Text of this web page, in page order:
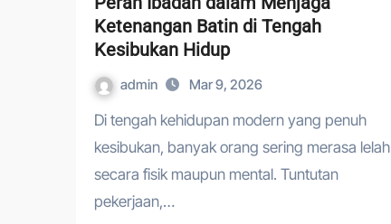
Ketenangan Batin di Tengah
Kesibukan Hidup
admin Mar 9, 2026
Di tengah kehidupan modern yang penuh
kesibukan, banyak orang sering merasa lelah
secara fisik maupun mental. Tuntutan
pekerjaan,…